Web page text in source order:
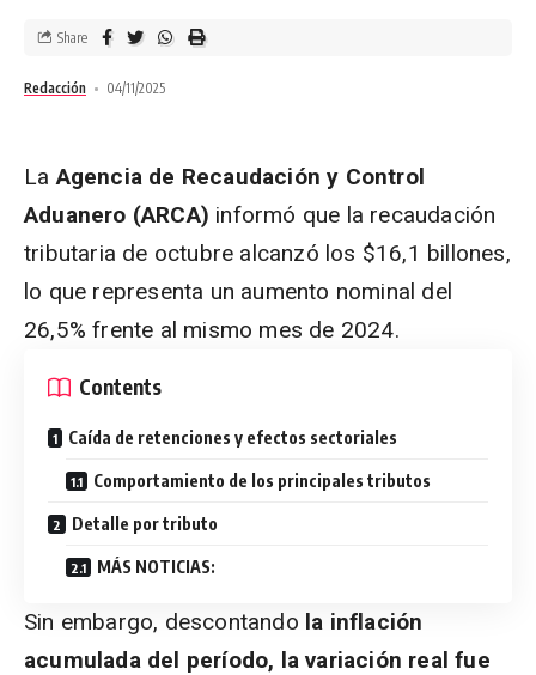
Redacción 04/11/2025
Share
LaAgencia de Recaudación y Control
Aduanero (ARCA) informó que la recaudación
tributaria de octubre alcanzó los $16,1 billones,
lo que representa un aumento nominal del
26,5% frente al mismo mes de 2024.
Contents
Caída de retenciones y efectos sectoriales
Comportamiento de los principales tributos
Detalle por tributo
MÁS NOTICIAS:
Sin embargo, descontando la inflación
acumulada del período, la variación real fue